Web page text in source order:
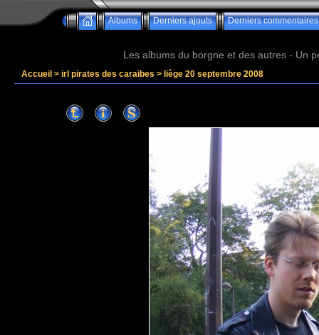
Albums Derniers ajouts Derniers commentaires
Les albums du borgne et des autres - Un
Accueil > irl pirates des caraibes > liège 20 septembre 2008